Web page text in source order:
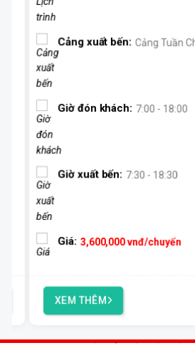
Cảng xuất bến: Cảng Tuần Châu
Giờ đón khách: 7:00 - 18:00
Giờ xuất bến: 7:30 - 18:30
Giá: 3,600,000vnđ/chuyến
XEM THÊM